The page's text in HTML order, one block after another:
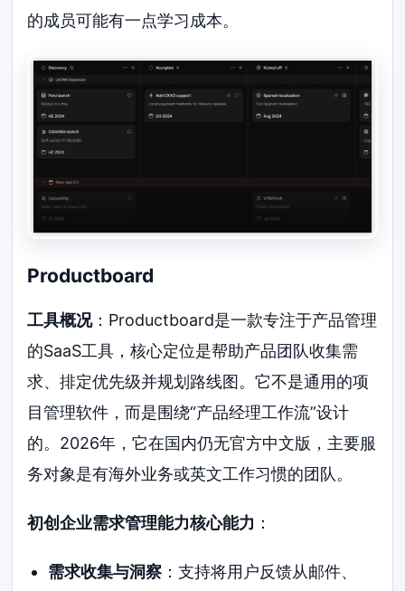
的成员可能有一点学习成本。
Productboard
工具概况：Productboard是一款专注于产品管理
的SaaS工具，核心定位是帮助产品团队收集需
求、排定优先级并规划路线图。它不是通用的项
目管理软件，而是围绕“产品经理工作流”设计
的。2026年，它在国内仍无官方中文版，主要服
务对象是有海外业务或英文工作习惯的团队。
初创企业需求管理能力核心能力 ：
需求收集与洞察：支持将用户反馈从邮件、